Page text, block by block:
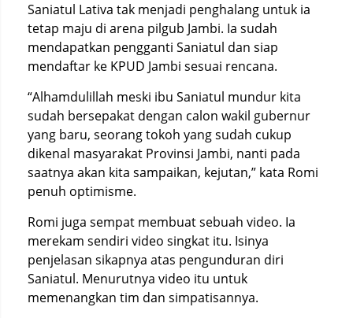
Saniatul Lativa tak menjadi penghalang untuk ia
tetap maju di arena pilgub Jambi. Ia sudah
mendapatkan pengganti Saniatul dan siap
mendaftar ke KPUD Jambi sesuai rencana.
“Alhamdulillah meski ibu Saniatul mundur kita
sudah bersepakat dengan calon wakil gubernur
yang baru, seorang tokoh yang sudah cukup
dikenal masyarakat Provinsi Jambi, nanti pada
saatnya akan kita sampaikan, kejutan,” kata Romi
penuh optimisme.
Romi juga sempat membuat sebuah video. Ia
merekam sendiri video singkat itu. Isinya
penjelasan sikapnya atas pengunduran diri
Saniatul. Menurutnya video itu untuk
memenangkan tim dan simpatisannya.